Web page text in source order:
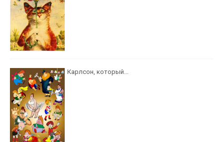
Карлсон, который...